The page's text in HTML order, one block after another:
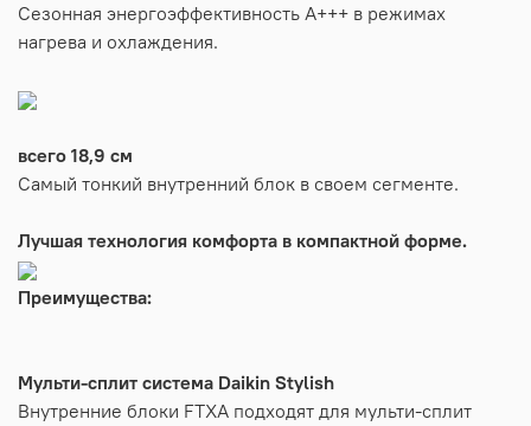
Сезонная энергоэффективность А+++ в режимах
нагрева и охлаждения.
всего 18,9 см
Самый тонкий внутренний блок в своем сегменте.
Лучшая технология комфорта в компактной форме.
Преимущества:
Мульти-сплит система Daikin Stylish
Внутренние блоки FTXA подходят для мульти-сплит